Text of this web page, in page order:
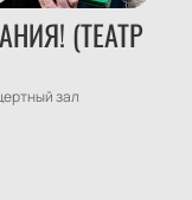
(ТЕАТР
зал